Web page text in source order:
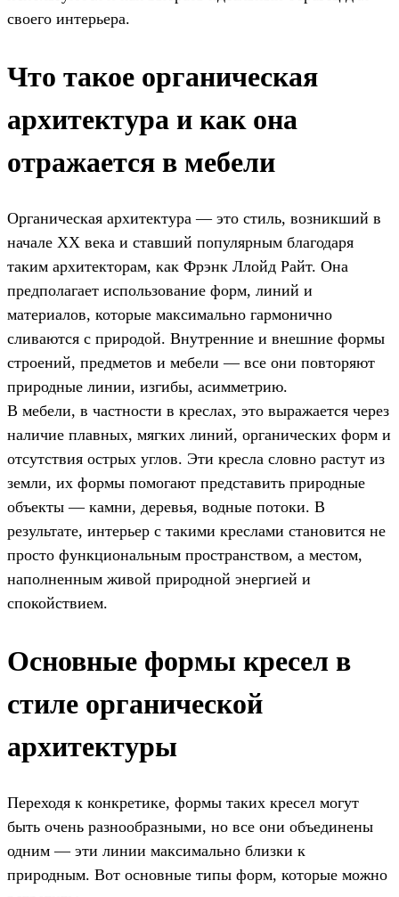
своего интерьера.
Что такое органическая
архитектура и как она
отражается в мебели
Органическая архитектура — это стиль, возникший в
начале XX века и ставший популярным благодаря
таким архитекторам, как Фрэнк Ллойд Райт. Она
предполагает использование форм, линий и
материалов, которые максимально гармонично
сливаются с природой. Внутренние и внешние формы
строений, предметов и мебели — все они повторяют
природные линии, изгибы, асимметрию.
В мебели, в частности в креслах, это выражается через
наличие плавных, мягких линий, органических форм и
отсутствия острых углов. Эти кресла словно растут из
земли, их формы помогают представить природные
объекты — камни, деревья, водные потоки. В
результате, интерьер с такими креслами становится не
просто функциональным пространством, а местом,
наполненным живой природной энергией и
спокойствием.
Основные формы кресел в
стиле органической
архитектуры
Переходя к конкретике, формы таких кресел могут
быть очень разнообразными, но все они объединены
одним — эти линии максимально близки к
природным. Вот основные типы форм, которые можно